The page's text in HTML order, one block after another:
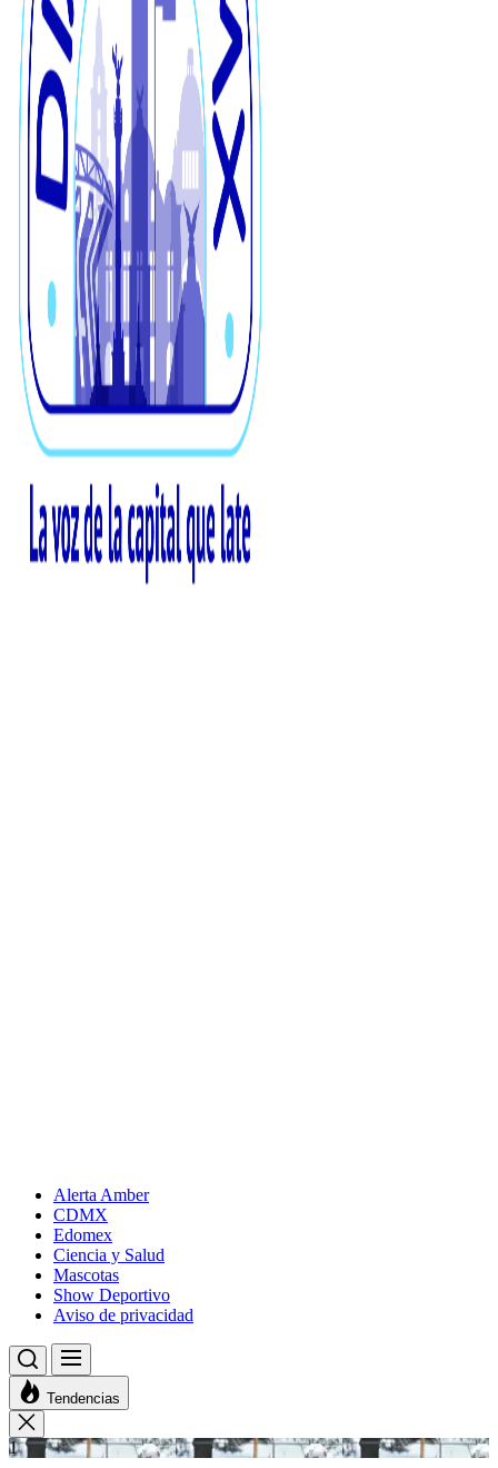
Alerta Amber
CDMX
Edomex
Ciencia y Salud
Mascotas
Show Deportivo
Aviso de privacidad
Tendencias
1